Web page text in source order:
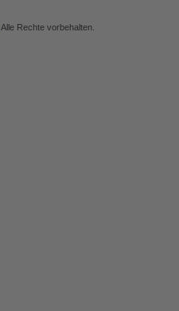
. Alle Rechte vorbehalten.